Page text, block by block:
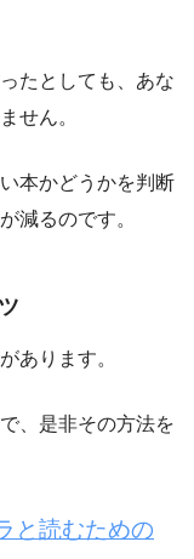
たとしても、あな
せん。
本かどうかを判断
減るのです。
あります。
、是非その方法を
と読むための